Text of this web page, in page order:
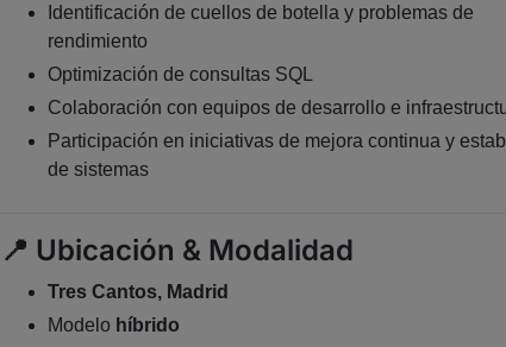
Identificación de cuellos de botella y problemas de
rendimiento
Optimización de consultas SQL
Colaboración con equipos de desarrollo e
Participación en iniciativas de mejora continua y
de sistemas
📍 Ubicación & Modalidad
Tres Cantos, Madrid
Modelo híbrido